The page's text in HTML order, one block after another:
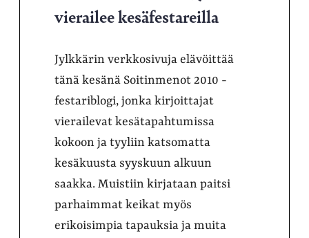
vierailee kesäfestareilla
Jylkkärin verkkosivuja elävöittää
tänä kesänä Soitinmenot 2010 -
festariblogi, jonka kirjoittajat
vierailevat kesätapahtumissa
kokoon ja tyyliin katsomatta
kesäkuusta syyskuun alkuun
saakka. Muistiin kirjataan paitsi
parhaimmat keikat myös
erikoisimpia tapauksia ja muita